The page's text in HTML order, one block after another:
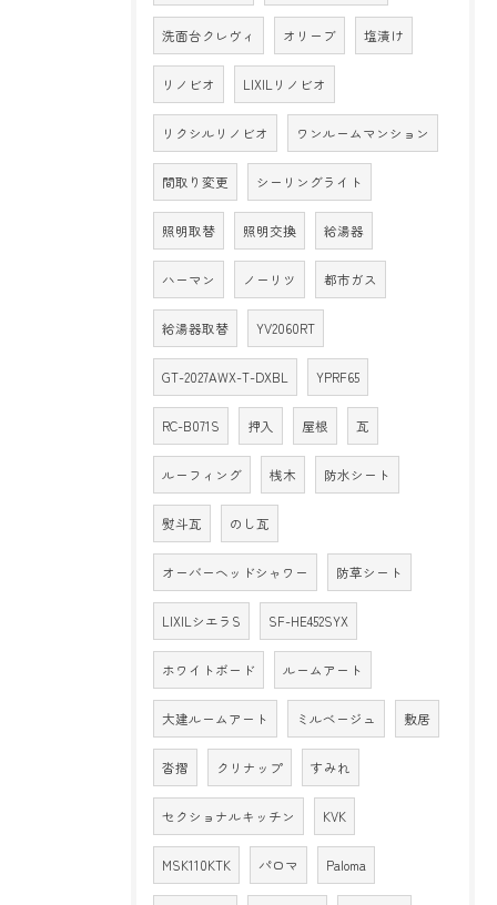
洗面台クレヴィ オリーブ 塩漬け
リノビオ LIXILリノビオ
リクシルリノビオ ワンルームマンション
間取り変更 シーリングライト
照明取替 照明交換 給湯器
ハーマン ノーリツ 都市ガス
給湯器取替 YV2060RT
GT-2027AWX-T-DXBL YPRF65
RC-B071S 押入 屋根 瓦
ルーフィング 桟木 防水シート
熨斗瓦 のし瓦
オーバーヘッドシャワー 防草シート
LIXILシエラS SF-HE452SYX
ホワイトボード ルームアート
大建ルームアート ミルベージュ 敷居
沓摺 クリナップ すみれ
セクショナルキッチン KVK
MSK110KTK パロマ Paloma